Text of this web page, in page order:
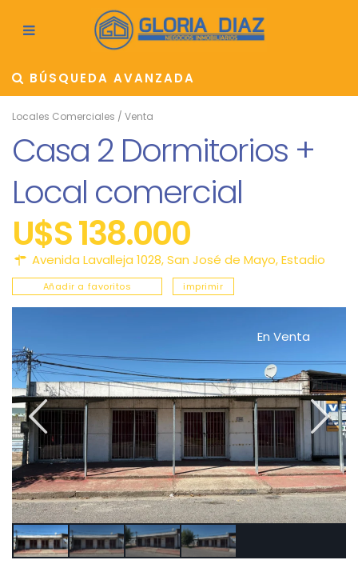
BÚSQUEDA AVANZADA
Locales Comerciales / Venta
Casa 2 Dormitorios +
Local comercial
U$S 138.000
Avenida Lavalleja 1028,San José de Mayo,Estadio
Añadir a favoritos imprimir
En Venta